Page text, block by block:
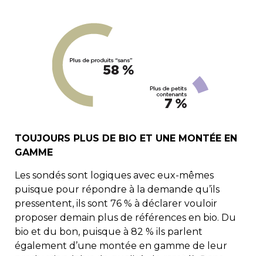
TOUJOURS PLUS DE BIO ET UNE MONTÉE EN
GAMME
Les sondés sont logiques avec eux-mêmes
puisque pour répondre à la demande qu’ils
pressentent, ils sont 76 % à déclarer vouloir
proposer demain plus de références en bio. Du
bio et du bon, puisque à 82 % ils parlent
également d’une montée en gamme de leur